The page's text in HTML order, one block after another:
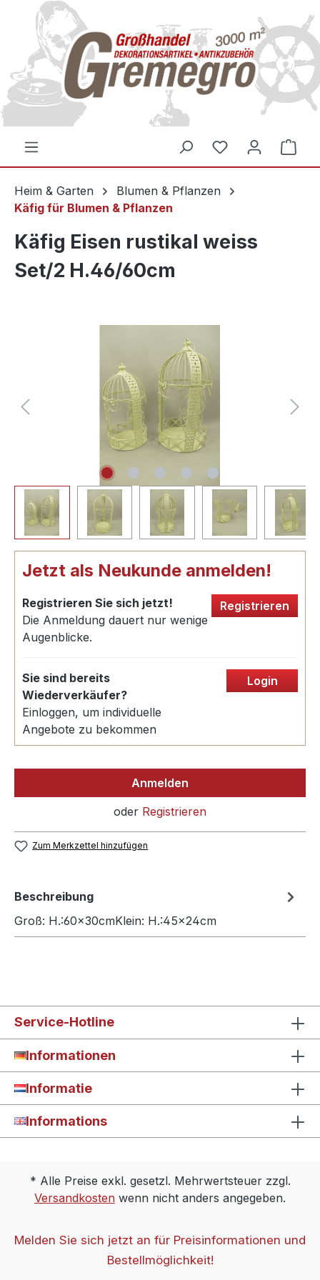
springen
Heim & Garten
Blumen & Pflanzen
Käfig für Blumen & Pflanzen
Käfig Eisen rustikal weiss
Set/2 H.46/60cm
Jetzt als Neukunde anmelden!
Registrieren Sie sich jetzt!
Die Anmeldung dauert nur wenige
Augenblicke.
Registrieren
Sie sind bereits
Wiederverkäufer?
Einloggen, um individuelle
Angebote zu bekommen
Login
Anmelden
oder Registrieren
Zum Merkzettel hinzufügen
Beschreibung
Groß: H.:60x30cmKlein: H.:45x24cm
Service-Hotline
Informationen
Informatie
Informations
* Alle Preise exkl. gesetzl. Mehrwertsteuer zzgl.
Versandkosten wenn nicht anders angegeben.
Melden Sie sich jetzt an für Preisinformationen und
Bestellmöglichkeit!